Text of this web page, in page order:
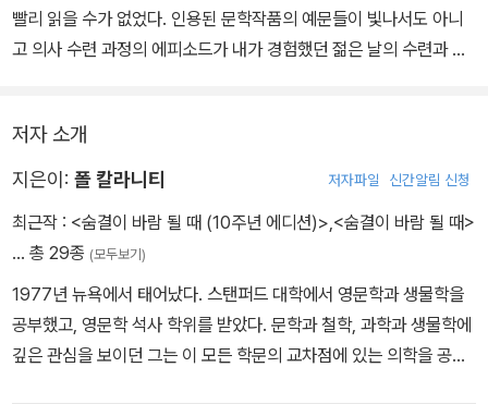
빨리 읽을 수가 없었다. 인용된 문학작품의 예문들이 빛나서도 아니
고 의사 수련 과정의 에피소드가 내가 경험했던 젊은 날의 수련과 같
저자 소개
지은이: 폴 칼라니티 저자파일 신간알림 신청
최근작 : <숨결이 바람 될 때 (10주년 에디션)> <숨결이 바람 될 때>
… 총 29종 (모두보기)
1977년 뉴욕에서 태어났다. 스탠퍼드 대학에서 영문학과 생물학을
공부했고, 영문학 석사 학위를 받았다. 문학과 철학, 과학과 생물학에
깊은 관심을 보이던 그는 이 모든 학문의 교차점에 있는 의학을 공부